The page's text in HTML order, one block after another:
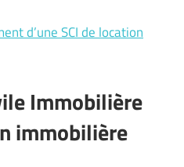
d’une SCI de location
Immobilière
immobilière